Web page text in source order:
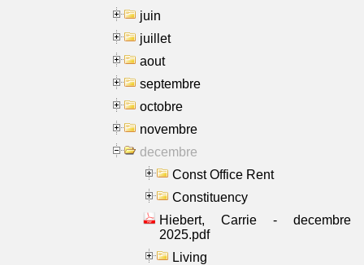
juin
juillet
aout
septembre
octobre
novembre
decembre
Const Office Rent
Constituency
Hiebert, Carrie - decembre
2025.pdf
Living